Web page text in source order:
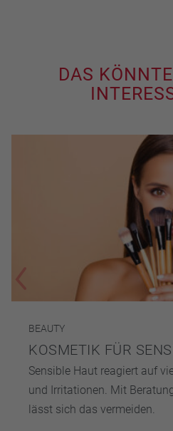
DAS
BEAUTY
KOSMETIK FÜR
Sensible Haut reagiert auf
und Irritationen. Mit
lässt sich das vermeiden.